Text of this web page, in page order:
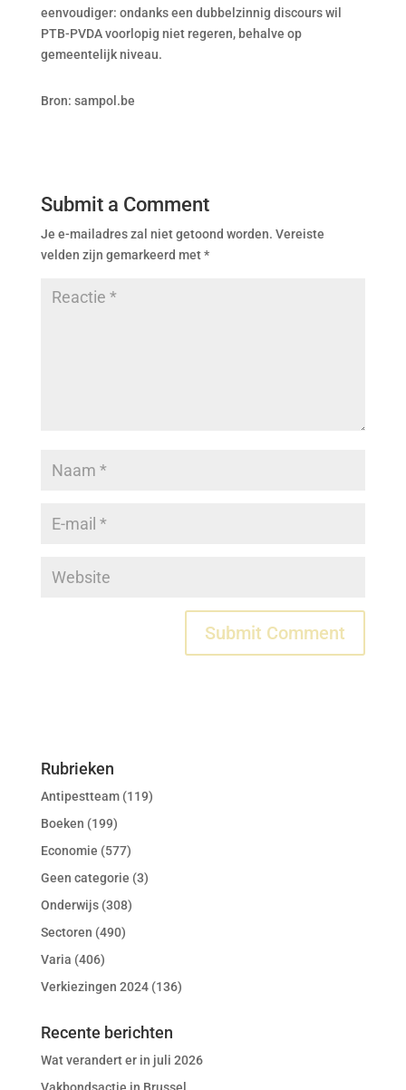
eenvoudiger: ondanks een dubbelzinnig discours wil
PTB-PVDA voorlopig niet regeren, behalve op
gemeentelijk niveau.
Bron: sampol.be
Submit a Comment
Je e-mailadres zal niet getoond worden. Vereiste
velden zijn gemarkeerd met*
Rubrieken
Antipestteam(119)
Boeken (199)
Economie (577)
Geen categorie (3)
Onderwijs(308)
Sectoren (490)
Varia (406)
Verkiezingen 2024(136)
Recente berichten
Wat verandert er in juli 2026